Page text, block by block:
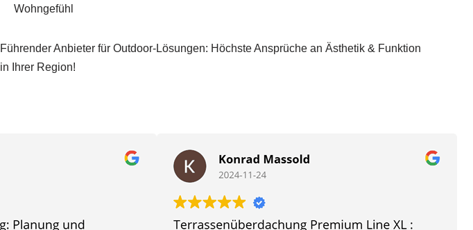
Wohngefühl
Führender Anbieter für Outdoor-Lösungen: Höchste Ansprüche an Ästhetik & Funktion
in Ihrer Region!